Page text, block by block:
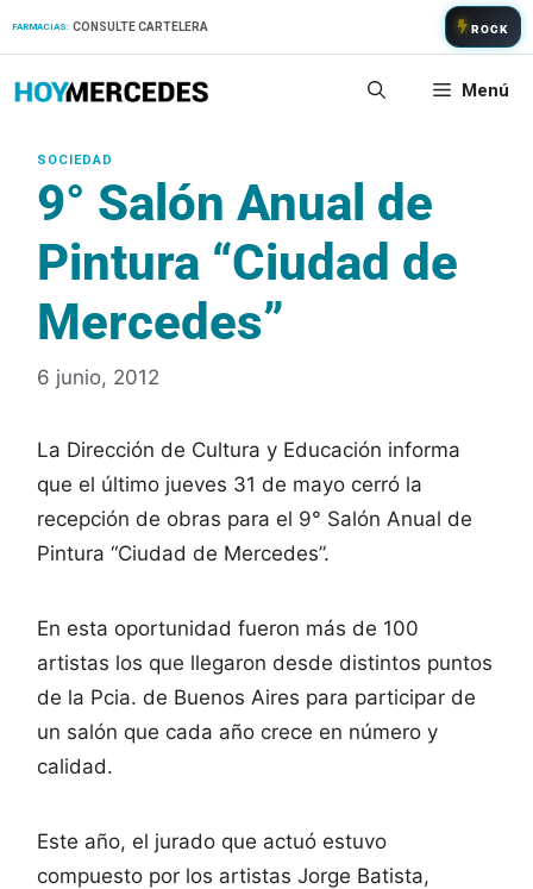
FARMACIAS: CONSULTE CARTELERA ROCK
Menú
9° Salón Anual de
Pintura “Ciudad de
Mercedes”
6 junio, 2012
La Dirección de Cultura y Educación informa
que el último jueves 31 de mayo cerró la
recepción de obras para el 9° Salón Anual de
Pintura “Ciudad de Mercedes”.
En esta oportunidad fueron más de 100
artistas los que llegaron desde distintos puntos
de la Pcia. de Buenos Aires para participar de
un salón que cada año crece en número y
calidad.
Este año, el jurado que actuó estuvo
compuesto por los artistas Jorge Batista,